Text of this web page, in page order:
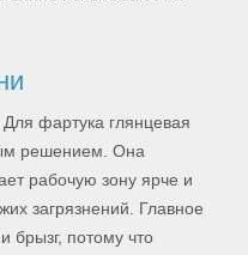
фартука глянцевая
решением. Она
рабочую зону ярче и
загрязнений. Главное
брызг, потому что